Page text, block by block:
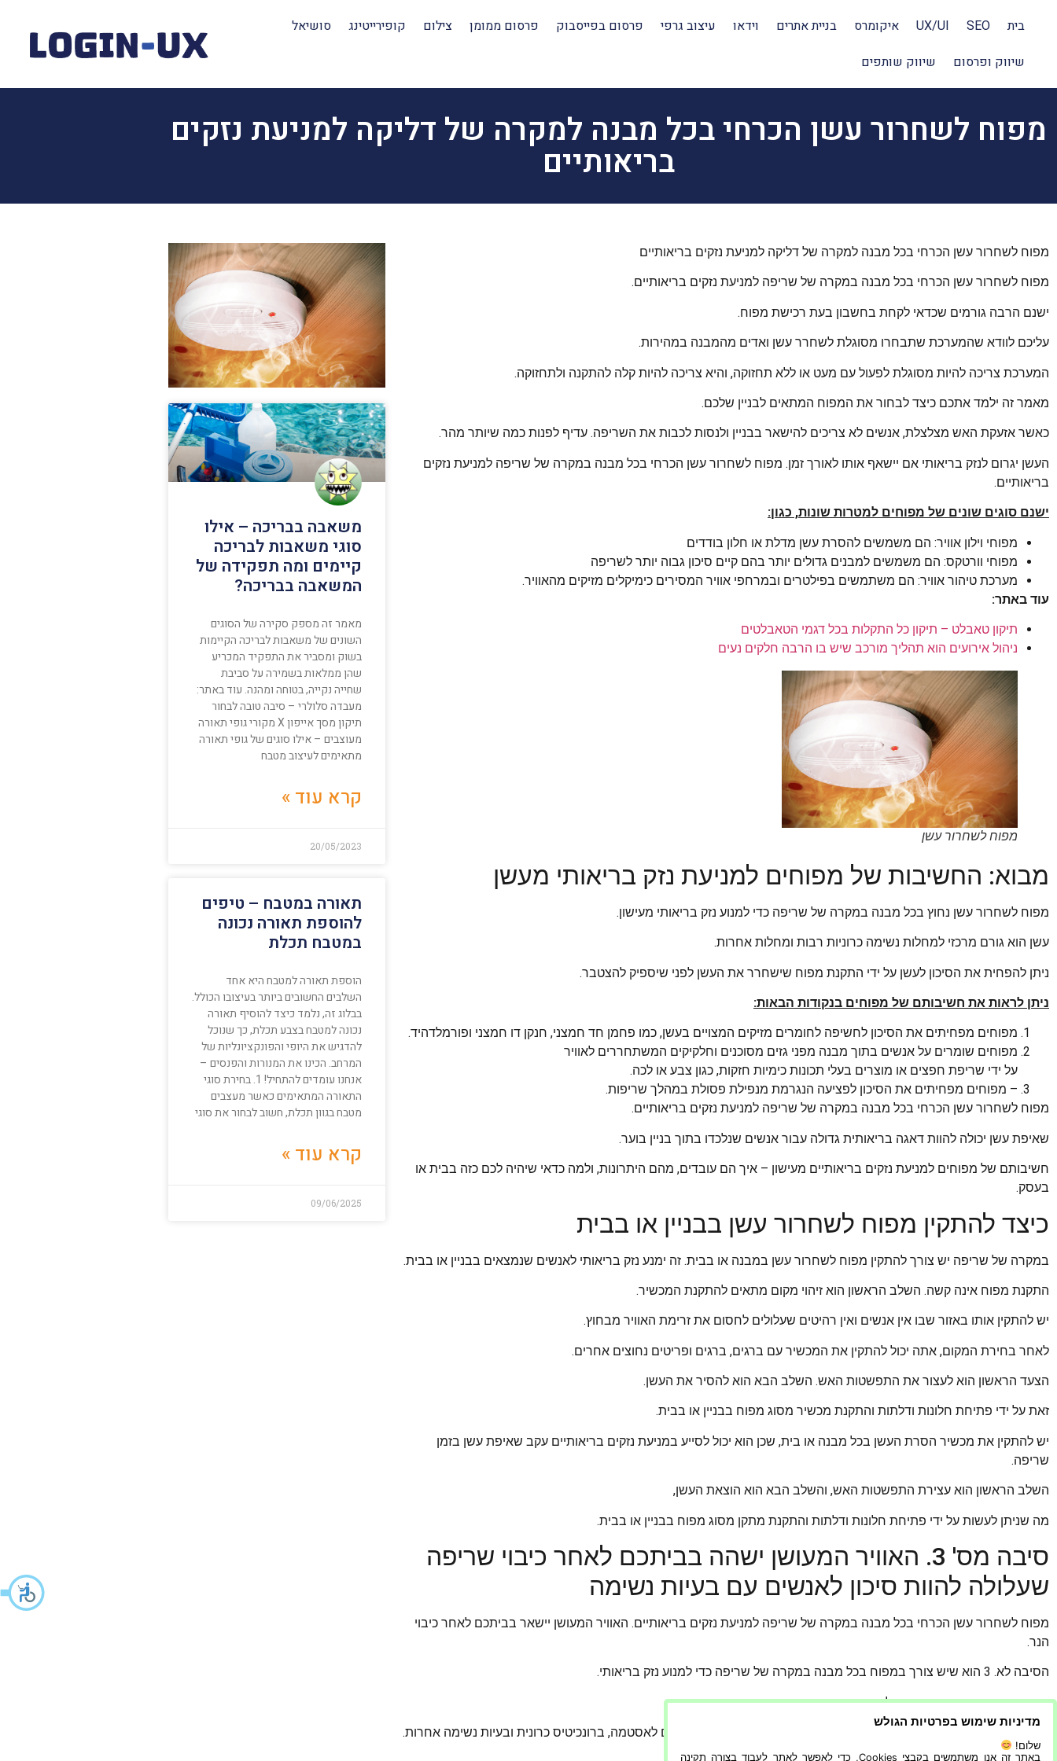
בית SEO
UX/UI איקומרס בניית אתרים וידאו עיצוב גרפי פרסום בפייסבוק פרסום ממומן צילום קופירייטינג
סושיאל
שיווק ופרסום
שיווק שותפים
מפוח לשחרור עשן הכרחי בכל מבנה למקרה של דליקה למניעת נזקים
בריאותיים
מפוח לשחרור עשן הכרחי בכל מבנה למקרה של דליקה למניעת נזקים בריאותיים
מפוח לשחרור עשן הכרחי בכל מבנה במקרה של שריפה למניעת נזקים בריאותיים.
ישנם הרבה גורמים שכדאי לקחת בחשבון בעת רכישת מפוח.
עליכם לוודא שהמערכת שתבחרו מסוגלת לשחרר עשן ואדים מהמבנה במהירות.
המערכת צריכה להיות מסוגלת לפעול עם מעט או ללא תחזוקה, והיא צריכה להיות קלה להתקנה ולתחזוקה.
מאמר זה ילמד אתכם כיצד לבחור את המפוח המתאים לבניין שלכם.
כאשר אזעקת האש מצלצלת, אנשים לא צריכים להישאר בבניין ולנסות לכבות את השריפה. עדיף לפנות כמה שיותר מהר.
העשן יגרום לנזק בריאותי אם יישאף אותו לאורך זמן. מפוח לשחרור עשן הכרחי בכל מבנה במקרה של שריפה למניעת נזקים
בריאותיים.
ישנם סוגים שונים של מפוחים למטרות שונות, כגון:
מפוחי וילון אוויר: הם משמשים להסרת עשן מדלת או חלון בודדים
מפוחי וורטקס: הם משמשים למבנים גדולים יותר בהם קיים סיכון גבוה יותר לשריפה
מערכת טיהור אוויר: הם משתמשים בפילטרים ובמרחפי אוויר המסירים כימיקלים מזיקים מהאוויר.
עוד באתר:
תיקון טאבלט – תיקון כל התקלות בכל דגמי הטאבלטים
ניהול אירועים הוא תהליך מורכב שיש בו הרבה חלקים נעים
מפוח לשחרור עשן
מבוא: החשיבות של מפוחים למניעת נזק בריאותי מעשן
מפוח לשחרור עשן נחוץ בכל מבנה במקרה של שריפה כדי למנוע נזק בריאותי מעישון.
עשן הוא גורם מרכזי למחלות נשימה כרוניות רבות ומחלות אחרות.
ניתן להפחית את הסיכון לעשן על ידי התקנת מפוח שישחרר את העשן לפני שיספיק להצטבר.
ניתן לראות את חשיבותם של מפוחים בנקודות הבאות:
מפוחים מפחיתים את הסיכון לחשיפה לחומרים מזיקים המצויים בעשן, כמו פחמן חד חמצני, חנקן דו חמצני ופורמלדהיד.
מפוחים שומרים על אנשים בתוך מבנה מפני גזים מסוכנים וחלקיקים המשתחררים לאוויר
על ידי שריפת חפצים או מוצרים בעלי תכונות כימיות חזקות, כגון צבע או לכה.
– מפוחים מפחיתים את הסיכון לפציעה הנגרמת מנפילת פסולת במהלך שריפות.
מפוח לשחרור עשן הכרחי בכל מבנה במקרה של שריפה למניעת נזקים בריאותיים.
שאיפת עשן יכולה להוות דאגה בריאותית גדולה עבור אנשים שנלכדו בתוך בניין בוער.
חשיבותם של מפוחים למניעת נזקים בריאותיים מעישון – איך הם עובדים, מהם היתרונות, ולמה כדאי שיהיה לכם כזה בבית או
בעסק.
כיצד להתקין מפוח לשחרור עשן בבניין או בבית
במקרה של שריפה יש צורך להתקין מפוח לשחרור עשן במבנה או בבית. זה ימנע נזק בריאותי לאנשים שנמצאים בבניין או בבית.
התקנת מפוח אינה קשה. השלב הראשון הוא זיהוי מקום מתאים להתקנת המכשיר.
יש להתקין אותו באזור שבו אין אנשים ואין רהיטים שעלולים לחסום את זרימת האוויר מבחוץ.
לאחר בחירת המקום, אתה יכול להתקין את המכשיר עם ברגים, ברגים ופריטים נחוצים אחרים.
הצעד הראשון הוא לעצור את התפשטות האש. השלב הבא הוא להסיר את העשן.
זאת על ידי פתיחת חלונות ודלתות והתקנת מכשיר מסוג מפוח בבניין או בבית.
יש להתקין את מכשיר הסרת העשן בכל מבנה או בית, שכן הוא יכול לסייע במניעת נזקים בריאותיים עקב שאיפת עשן בזמן
שריפה.
השלב הראשון הוא עצירת התפשטות האש, והשלב הבא הוא הוצאת העשן,
מה שניתן לעשות על ידי פתיחת חלונות ודלתות והתקנת מתקן מסוג מפוח בבניין או בבית.
סיבה מס' 3. האוויר המעושן ישהה בביתכם לאחר כיבוי שריפה
שעלולה להוות סיכון לאנשים עם בעיות נשימה
מפוח לשחרור עשן הכרחי בכל מבנה במקרה של שריפה למניעת נזקים בריאותיים. האוויר המעושן יישאר בביתכם לאחר כיבוי
הנר.
הסיבה לא. 3 הוא שיש צורך במפוח בכל מבנה במקרה של שריפה כדי למנוע נזק בריאותי.
האוויר המעושן יישאר בביתכם לאחר כיבוי הנר.
העשן מנר מהווה לא רק סכנת שריפה אלא גם סכנה בריאותית. זה יכול לגרום לאסטמה, ברונכיטיס כרונית ובעיות נשימה אחרות.
משאבה בבריכה – אילו
סוגי משאבות לבריכה
קיימים ומה תפקידה של
המשאבה בבריכה?
מאמר זה מספק סקירה של הסוגים
השונים של משאבות לבריכה הקיימות
בשוק ומסביר את התפקיד המכריע
שהן ממלאות בשמירה על סביבת
שחייה נקייה, בטוחה ומהנה. עוד באתר:
מעבדה סלולרי – סיבה טובה לבחור
תיקון מסך אייפון X מקורי גופי תאורה
מעוצבים – אילו סוגים של גופי תאורה
מתאימים לעיצוב מטבח
קרא עוד »
20/05/2023
תאורה במטבח – טיפים
להוספת תאורה נכונה
במטבח תכלת
הוספת תאורה למטבח היא אחד
השלבים החשובים ביותר בעיצובו הכולל.
בבלוג זה, נלמד כיצד להוסיף תאורה
נכונה למטבח בצבע תכלת, כך שנוכל
להדגיש את היופי והפונקציונליות של
המרחב. הכינו את המנורות והפנסים –
אנחנו עומדים להתחיל! 1. בחירת סוגי
התאורה המתאימים כאשר מעצבים
מטבח בגוון תכלת, חשוב לבחור את סוגי
קרא עוד »
09/06/2025
מדיניות שימוש בפרטיות הגולש
שלום!
באתר זה אנו משתמשים בקבצי Cookies, כדי לאפשר לאתר לעבוד בצורה תקינה